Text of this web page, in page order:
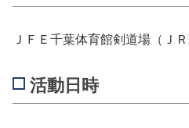
ＪＦＥ千葉体育館剣道場（Ｊ
活動日時